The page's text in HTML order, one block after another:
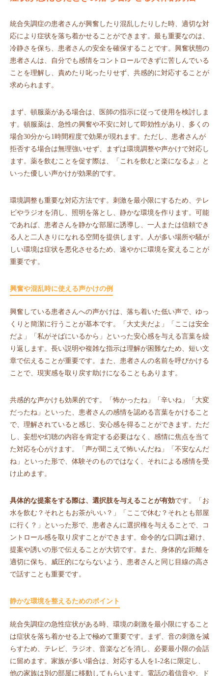
統合失調症の患者さんが興奮したり混乱したりした時、適切な対
応により症状を落ち着かせることができます。最も重要なのは、
冷静さを保ち、患者さんの安全を確保することです。興奮状態の
患者さんは、自分でも感情をコントロールできずに苦しんでいる
ことを理解し、責めたり叱ったりせず、共感的に対応することが
求められます。
まず、頓服薬がある場合は、医師の指示に従って使用を検討しま
す。頓服薬は、急性の興奮や不安に対して即効性があり、多くの
場合30分から1時間程度で効果が現れます。ただし、患者さんが
拒否する場合は無理強いせず、まずは環境調整や声かけで対応し
ます。薬を飲むことを促す際は、「これを飲むと楽になるよ」と
いった優しい声かけが効果的です。
環境調整も重要な対応方法です。刺激を最小限にするため、テレ
ビやラジオを消し、照明を落とし、静かな環境を作ります。可能
であれば、患者さんを静かな部屋に誘導し、一人または信頼でき
る人と二人きりになれる空間を提供します。人が多い場所や騒が
しい環境は症状を悪化させるため、速やかに環境を変えることが
重要です。
興奮や混乱時に使える声かけの例
興奮している患者さんへの声かけは、落ち着いた低い声で、ゆっ
くりと簡潔に行うことが基本です。「大丈夫だよ」「ここは安全
だよ」「私がそばにいるから」といった安心感を与える言葉を繰
り返します。長い説明や複雑な指示は理解が困難なため、短い文
章で伝えることが重要です。また、患者さんの名前を呼びかける
ことで、現実感を取り戻す助けになることもあります。
共感的な声かけも効果的です。「怖かったね」「辛いね」「大変
だったね」といった、患者さんの感情を認める言葉をかけること
で、理解されていると感じ、安心感を得ることができます。ただ
し、妄想や幻聴の内容を肯定する必要はなく、感情に焦点を当て
た対応を心がけます。「声が聞こえて怖いんだね」「不安なんだ
ね」といった形で、体験そのものではなく、それによる感情を受
け止めます。
具体的な提案をする際は、選択肢を与えることが有効です。「お
水を飲む？それともお茶がいい？」「ここで休む？それとも部屋
に行く？」といった形で、患者さんに選択権を与えることで、コ
ントロール感を取り戻すことができます。命令的な口調は避け、
提案や誘いの形で伝えることが大切です。また、身体的な距離を
適切に保ち、威圧的にならないよう、患者さんと同じ目線の高さ
で話すことも重要です。
静かな環境を整えるためのポイント
統合失調症の急性症状がある時、環境の刺激を最小限にすること
は症状を落ち着かせる上で極めて重要です。まず、音の刺激を減
らすため、テレビ、ラジオ、音楽などを消し、必要最小限の会話
に留めます。家族が多い場合は、対応する人を1-2名に限定し、
他の家族は別の部屋に移動してもらいます。電話の着信音や、ド